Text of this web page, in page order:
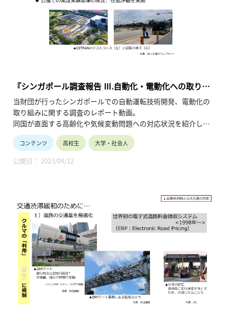
『シンガポール調査報告 Ⅲ.自動化・電動化への取り組
み』
当財団が行ったシンガポールでの自動運転技術開発、電動化の
取り組みに関する調査のレポート動画。
同国が直面する高齢化や気候変動問題への対応状況を紹介して
います。 （令和5年3月公開、8分56秒）
コンテンツ 高校生 大学・社会人
公開日： 2023/04/12